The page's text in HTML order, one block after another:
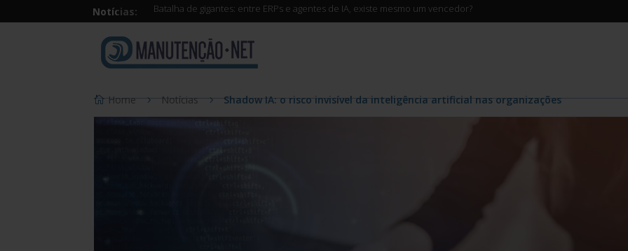
Notícias: Batalha de gigantes: entre ERPs e agentes de IA, existe mesmo um vencedor?
Home Notícias Shadow IA: o risco invisível da inteligência artificial nas organizações